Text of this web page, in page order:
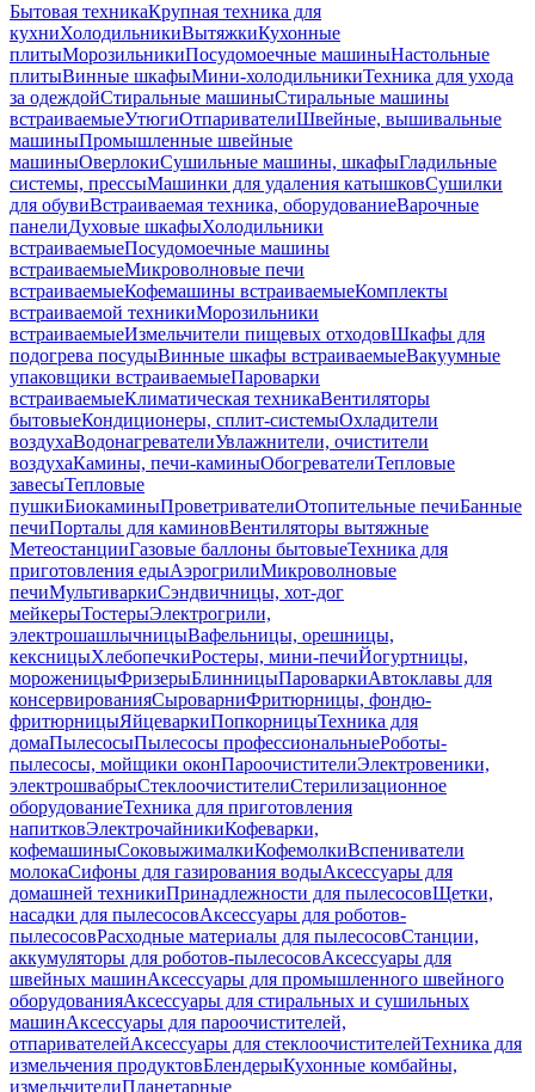
Бытовая техникаКрупная техника для
кухниХолодильникиВытяжкиКухонные
плитыМорозильникиПосудомоечные машиныНастольные
плитыВинные шкафыМини-холодильникиТехника для ухода
за одеждойСтиральные машиныСтиральные машины
встраиваемыеУтюгиОтпаривателиШвейные, вышивальные
машиныПромышленные швейные
машиныОверлокиСушильные машины, шкафыГладильные
системы, прессыМашинки для удаления катышковСушилки
для обувиВстраиваемая техника, оборудованиеВарочные
панелиДуховые шкафыХолодильники
встраиваемыеПосудомоечные машины
встраиваемыеМикроволновые печи
встраиваемыеКофемашины встраиваемыеКомплекты
встраиваемой техникиМорозильники
встраиваемыеИзмельчители пищевых отходовШкафы для
подогрева посудыВинные шкафы встраиваемыеВакуумные
упаковщики встраиваемыеПароварки
встраиваемыеКлиматическая техникаВентиляторы
бытовыеКондиционеры, сплит-системыОхладители
воздухаВодонагревателиУвлажнители, очистители
воздухаКамины, печи-каминыОбогревателиТепловые
завесыТепловые
пушкиБиокаминыПроветривателиОтопительные печиБанные
печиПорталы для каминовВентиляторы вытяжные
МетеостанцииГазовые баллоны бытовыеТехника для
приготовления едыАэрогрилиМикроволновые
печиМультиваркиСэндвичницы, хот-дог
мейкерыТостерыЭлектрогрили,
электрошашлычницыВафельницы, орешницы,
кексницыХлебопечкиРостеры, мини-печиЙогуртницы,
мороженицыФризерыБлинницыПароваркиАвтоклавы для
консервированияСыроварниФритюрницы, фондю-
фритюрницыЯйцеваркиПопкорницыТехника для
домаПылесосыПылесосы профессиональныеРоботы-
пылесосы, мойщики оконПароочистителиЭлектровеники,
электрошвабрыСтеклоочистителиСтерилизационное
оборудованиеТехника для приготовления
напитковЭлектрочайникиКофеварки,
кофемашиныСоковыжималкиКофемолкиВспениватели
молокаСифоны для газирования водыАксессуары для
домашней техникиПринадлежности для пылесосовЩетки,
насадки для пылесосовАксессуары для роботов-
пылесосовРасходные материалы для пылесосовСтанции,
аккумуляторы для роботов-пылесосовАксессуары для
швейных машинАксессуары для промышленного швейного
оборудованияАксессуары для стиральных и сушильных
машинАксессуары для пароочистителей,
отпаривателейАксессуары для стеклоочистителейТехника для
измельчения продуктовБлендерыКухонные комбайны,
измельчителиПланетарные